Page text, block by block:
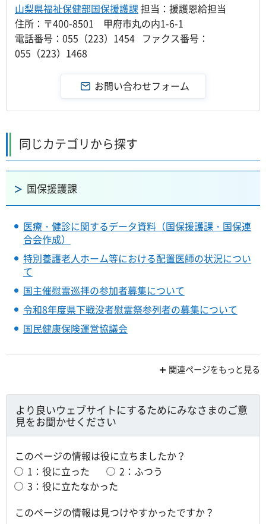
山梨県福祉保健部国保援護課 担当：援護恩給担当
住所：〒400-8501 甲府市丸の内1-6-1
電話番号：055（223）1454 ファクス番号：
055（223）1468
同じカテゴリから探す
国保援護課
医療・健診に関するデータ資料（国保援護課・国保連
合会作成）
特別養護老人ホーム等における配置医師の状況につい
て
国主催慰霊巡拝の参加者募集について
令和8年度県下戦没者慰霊祭参列者の募集について
国民健康保険運営協議会
関連ページをもっと見る
より良いウェブサイトにするためにみなさまのご意
見をお聞かせください
このページの情報は役に立ちましたか？
1：役に立った
2：ふつう
3：役に立たなかった
このページの情報は見つけやすかったですか？